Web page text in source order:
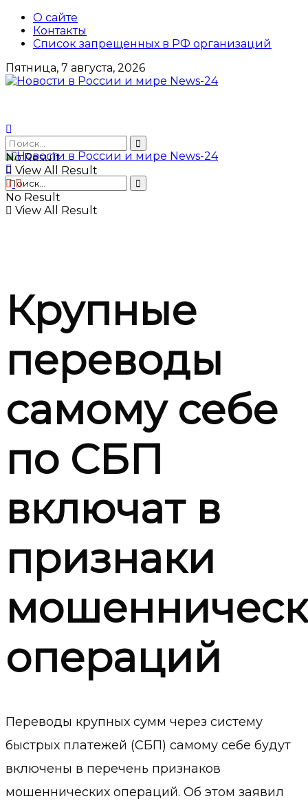
О сайте
Контакты
Список запрещенных в РФ организаций
Пятница, 7 августа, 2026
No Result
View All Result
No Result
View All Result
Крупные
переводы
самому себе
по СБП
включат в
признаки
операций
Переводы крупных сумм через систему
быстрых платежей (СБП) самому себе будут
включены в перечень признаков
мошеннических операций. Об этом заявил